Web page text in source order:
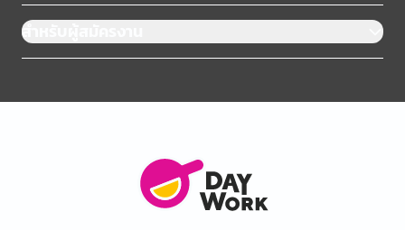
สำหรับผู้สมัครงาน